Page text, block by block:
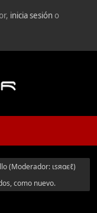
inicia sesióno
(Moderador: ιѕяαєℓ)
como nuevo.